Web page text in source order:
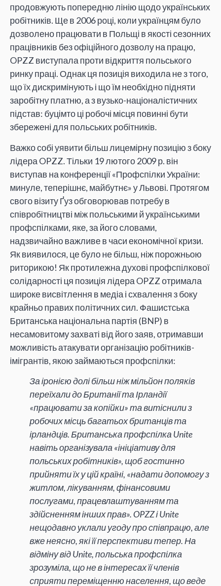
продовжують попередню лінію щодо українських
робітників. Ще в 2006 році, коли українцям було
дозволено працювати в Польщі в якості сезонних
працівників без офіційного дозволу на працю,
OPZZ виступала проти відкриття польського
ринку праці. Однак ця позиція виходила не з того,
що їх дискримінують і що їм необхідно підняти
заробітну платню, а з вузько-націоналістичних
підстав: буцімто ці робочі місця повинні бути
збережені для польських робітників.
Важко собі уявити більш лицемірну позицію з боку
лідера OPZZ. Тільки 19 лютого 2009 р. він
виступав на конференції «Профспілки України:
минуле, теперішнє, майбутнє» у Львові. Протягом
свого візиту Ґуз обговорював потребу в
співробітництві між польськими й українськими
профспілками, яке, за його словами,
надзвичайно важливе в часи економічної кризи.
Як виявилося, це було не більш, ніж порожньою
риторикою! Як протилежна духові профспілкової
солідарності ця позиція лідера OPZZ отримала
широке висвітлення в медіа і схвалення з боку
крайньо правих політичних сил. Фашистська
Британська національна партія (BNP) в
несамовитому захваті від його заяв, отримавши
можливість атакувати організацію робітників-
імігрантів, якою займаються профспілки:
За іронією долі більш ніж мільйон поляків
переїхали до Британії та Ірландії
«працювати за копійки» та витіснили з
робочих місць багатьох британців та
ірландців. Британська профспілка Unite
навіть організувала «ініціативу для
польських робітників», щоб гостинно
прийняти їх у цій країні, «надати допомогу з
житлом, лікуванням, фінансовими
послугами, працевлаштуванням та
здійсненням інших прав». OPZZ і Unite
нещодавно уклали угоду про співпрацю, але
вже неясно, які її перспективи тепер. На
відміну від Unite, польська профспілка
зрозуміла, що не в інтересах її членів
сприяти переміщенню населення, що веде